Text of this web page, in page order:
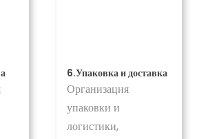
6.Упаковка и доставка
Организация
упаковки и
логистики,